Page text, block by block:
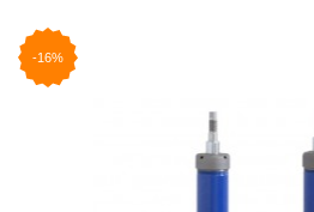
-16%